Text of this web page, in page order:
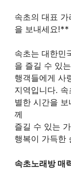
속초의 대표
을 보내세요!**
속초는 대한민
을 즐길 수 있
행객들에게 사
지역입니다.
별한 시간을
께
즐길 수 있는
행복이 가득한
속초노래방 매